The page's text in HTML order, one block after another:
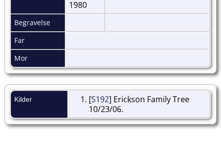
1980
Begravelse
Far
Mor
Kilder [S192] Erickson Family Tree
10/23/06.